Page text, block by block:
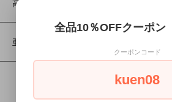
高濃度マグネシウム
亜麻仁油(アマニ油) サプリ
全品10％OFFクーポ
クーポンコード
kuen08